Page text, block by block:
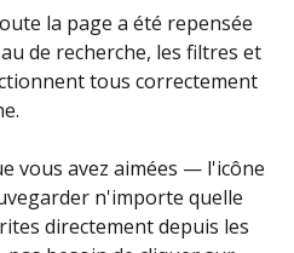
la page a été repensée
de recherche, les filtres et
tous correctement
vous avez aimées — l'icône
n'importe quelle
directement depuis les